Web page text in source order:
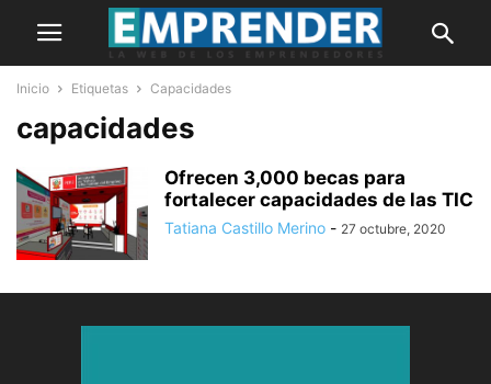
Inicio Etiquetas Capacidades
capacidades
Ofrecen 3,000 becas para
fortalecer capacidades de las TIC
Tatiana Castillo Merino - 27 octubre, 2020